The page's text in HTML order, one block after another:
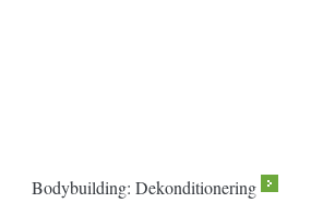
Bodybuilding: Dekonditionering